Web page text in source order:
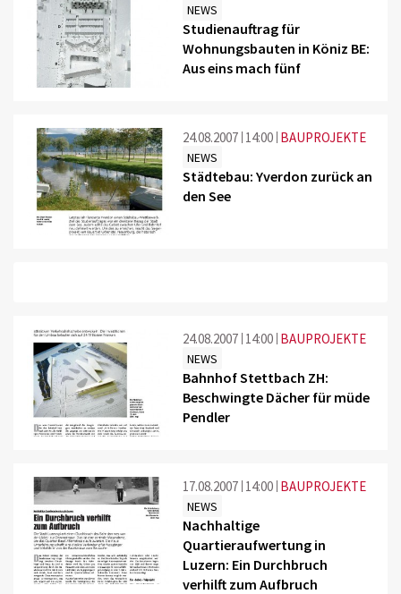
NEWS
Studienauftrag für
Wohnungsbauten in Köniz BE:
Aus eins mach fünf
24.08.2007 14:00 BAUPROJEKTE
NEWS
Städtebau: Yverdon zurück an
den See
24.08.2007 14:00 BAUPROJEKTE
NEWS
Bahnhof Stettbach ZH:
Beschwingte Dächer für müde
Pendler
17.08.2007 14:00 BAUPROJEKTE
NEWS
Nachhaltige
Quartieraufwertung in
Luzern: Ein Durchbruch
verhilft zum Aufbruch